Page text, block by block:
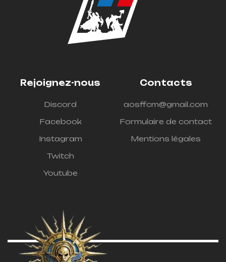
Rejoignez-nous
Discord
Facebook
Instagram
Twitch
Youtube
Contacts
aosffcm@gmail.com
Formulaire de contact
Mentions légales